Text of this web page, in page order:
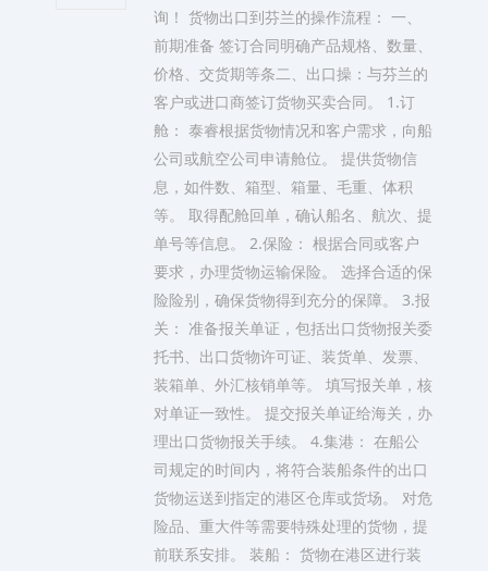
询！ 货物出口到芬兰的操作流程： 一、
前期准备 签订合同明确产品规格、数量、
价格、交货期等条二、出口操：与芬兰的
客户或进口商签订货物买卖合同。 1.订
舱： 泰睿根据货物情况和客户需求，向船
公司或航空公司申请舱位。 提供货物信
息，如件数、箱型、箱量、毛重、体积
等。 取得配舱回单，确认船名、航次、提
单号等信息。 2.保险： 根据合同或客户
要求，办理货物运输保险。 选择合适的保
险险别，确保货物得到充分的保障。 3.报
关： 准备报关单证，包括出口货物报关委
托书、出口货物许可证、装货单、发票、
装箱单、外汇核销单等。 填写报关单，核
对单证一致性。 提交报关单证给海关，办
理出口货物报关手续。 4.集港： 在船公
司规定的时间内，将符合装船条件的出口
货物运送到指定的港区仓库或货场。 对危
险品、重大件等需要特殊处理的货物，提
前联系安排。 装船： 货物在港区进行装